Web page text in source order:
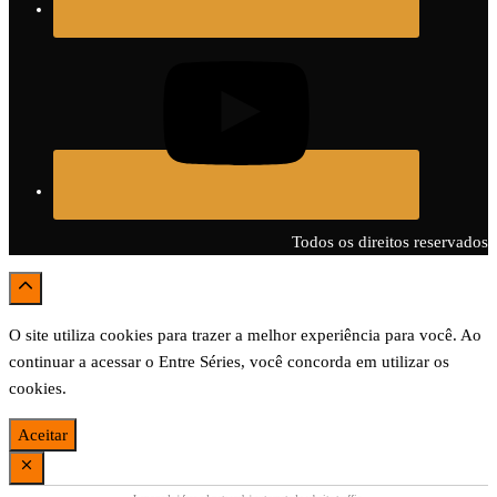
Todos os direitos reservados
O site utiliza cookies para trazer a melhor experiência para você. Ao
continuar a acessar o Entre Séries, você concorda em utilizar os
cookies.
Aceitar